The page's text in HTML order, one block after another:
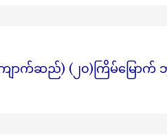
ာက်ဆည်) (၂၀)ကြိမ်မြောက်